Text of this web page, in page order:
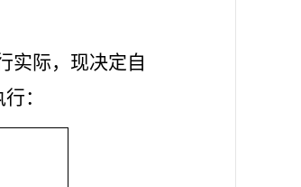
实际，现决定自
：